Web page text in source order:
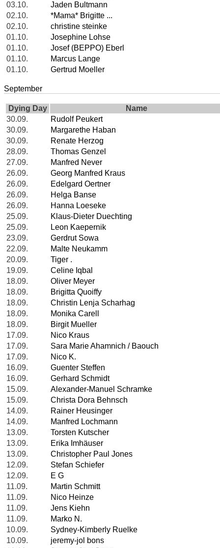
03.10.
Jaden Bultmann
02.10.
*Mama* Brigitte ...
02.10.
christine steinke
01.10.
Josephine Lohse
01.10.
Josef (BEPPO) Eberl
01.10.
Marcus Lange
01.10.
Gertrud Moeller
September
Dying Day
Name
30.09.
Rudolf Peukert
30.09.
Margarethe Haban
30.09.
Renate Herzog
28.09.
Thomas Genzel
27.09.
Manfred Never
26.09.
Georg Manfred Kraus
26.09.
Edelgard Oertner
26.09.
Helga Banse
26.09.
Hanna Loeseke
25.09.
Klaus-Dieter Duechting
25.09.
Leon Kaepernik
23.09.
Gerdrut Sowa
22.09.
Malte Neukamm
20.09.
Tiger .
19.09.
Celine Iqbal
18.09.
Oliver Meyer
18.09.
Brigitta Quoiffy
18.09.
Christin Lenja Scharhag
18.09.
Monika Carell
18.09.
Birgit Mueller
17.09.
Nico Kraus
17.09.
Sara Marie Ahamnich / Baouch
17.09.
Nico K.
16.09.
Guenter Steffen
16.09.
Gerhard Schmidt
15.09.
Alexander-Manuel Schramke
15.09.
Christa Dora Behnsch
14.09.
Rainer Heusinger
14.09.
Manfred Lochmann
13.09.
Torsten Kutscher
13.09.
Erika Imhäuser
13.09.
Christopher Paul Jones
12.09.
Stefan Schiefer
12.09.
E G
11.09.
Martin Schmitt
11.09.
Nico Heinze
11.09.
Jens Kiehn
11.09.
Marko N.
10.09.
Sydney-Kimberly Ruelke
10.09.
jeremy-jol bons